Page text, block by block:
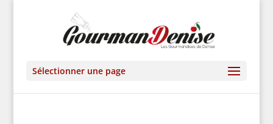
Sélectionner une page